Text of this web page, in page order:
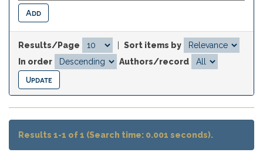
Results/Page
Sort items by
In order
Authors/record
Results 1-1 of 1 (Search time: 0.001 seconds).